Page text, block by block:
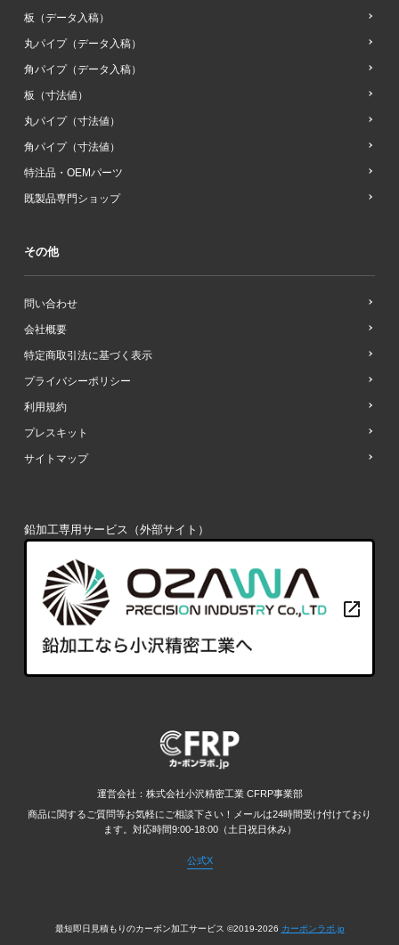
板（データ入稿）
丸パイプ（データ入稿）
角パイプ（データ入稿）
板（寸法値）
丸パイプ（寸法値）
角パイプ（寸法値）
特注品・OEMパーツ
既製品専門ショップ
その他
問い合わせ
会社概要
特定商取引法に基づく表示
プライバシーポリシー
利用規約
プレスキット
サイトマップ
鉛加工専用サービス（外部サイト）
運営会社：株式会社小沢精密工業 CFRP事業部
商品に関するご質問等お気軽にご相談下さい！メールは24時間受け付けており
ます。 対応時間9:00-18:00（土日祝日休み）
公式X
最短即日見積もりのカーボン加工サービス ©2019-2026 カーボンラボ.jp